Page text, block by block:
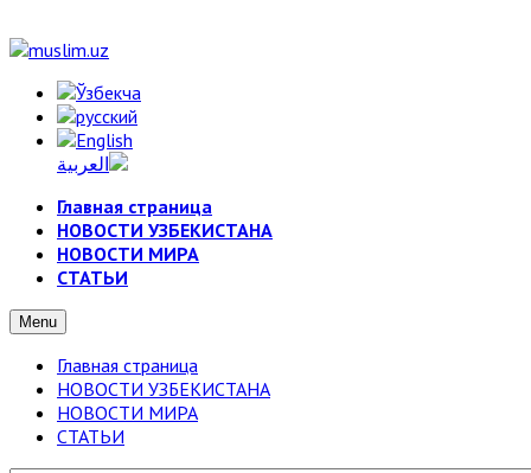
Главная страница
НОВОСТИ УЗБЕКИСТАНА
НОВОСТИ МИРА
СТАТЬИ
Menu
Главная страница
НОВОСТИ УЗБЕКИСТАНА
НОВОСТИ МИРА
СТАТЬИ